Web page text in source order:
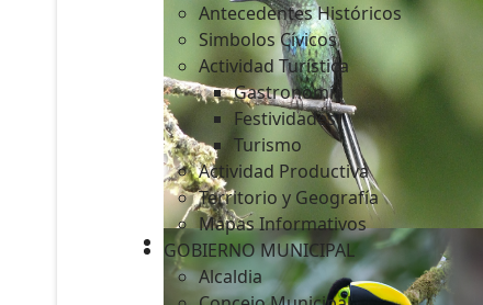
Antecedentes Históricos
Simbolos Cívicos
Actividad Turística
Gastronomía
Festividades
Turismo
Actividad Productiva
Territorio y Geografía
Mapas Informativos
GOBIERNO MUNICIPAL
Alcaldia